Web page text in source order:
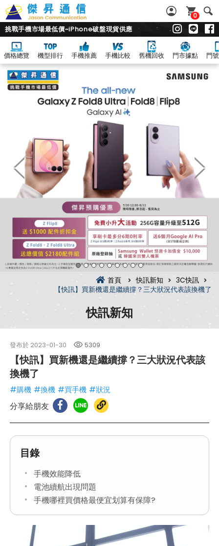
0
挑戰手機市場最低價~iPhone破盤現貨供應
價格總覽 機型排行 手機推薦 手機比較 舊機回收 門市據點 門
首頁 快訊新知
3C快訊
【快訊】買新機還是繼續撐？三大狀況代表該換機了
快訊新知
發布於 2023-01-30 5309
【快訊】買新機還是繼續撐？三大狀況代表該
換機了
#購機 #換機 #買手機 #狀況
分享給朋友
目錄
手機效能降低
電池續航出現問題
手機哪裡買價格最便宜划算有保障?